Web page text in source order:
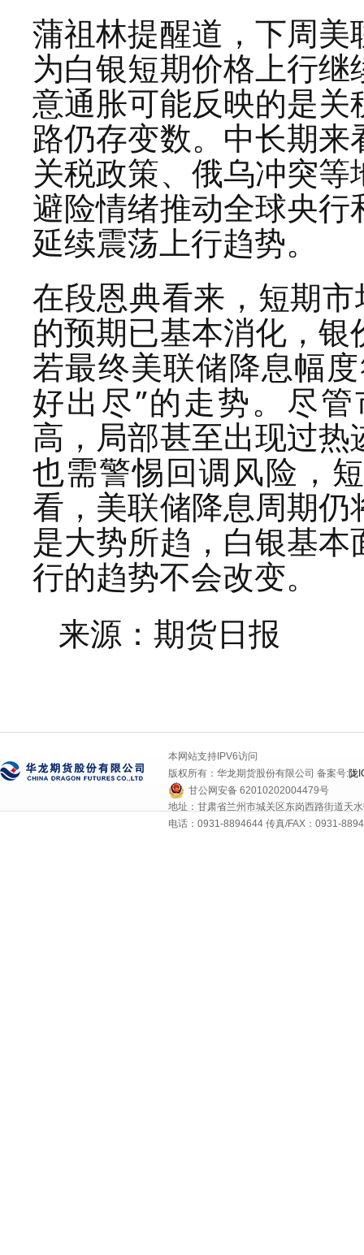
蒲祖林提醒道，下周
为白银短期价格上行
意通胀可能反映的是
路仍存变数。中长期
关税政策、俄乌冲突
避险情绪推动全球央
延续震荡上行趋势。
在段恩典看来，短期
的预期已基本消化，
若最终美联储降息幅
好出尽”的走势。尽
高，局部甚至出现过
也需警惕回调风险，
看，美联储降息周期
是大势所趋，白银基
行的趋势不会改变。
来源：期货日报
本网站支持IPV6访问
版权所有：华龙期货股份有限公司 备案号:陇
甘公网安备 62010202004479号
地址：甘肃省兰州市城关区东岗西路街道天
电话：0931-8894644 传真/FAX：0931-